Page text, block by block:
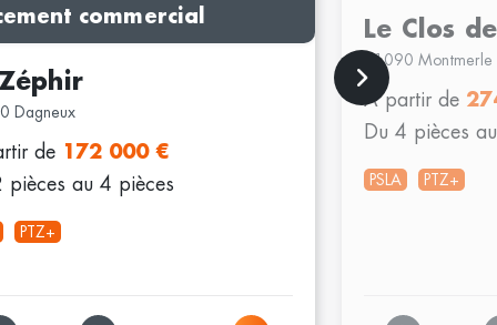
commercial
Dagneux
de 172 000 €
pièces au 4 pièces
PTZ+
Le Clos
01090 Montmerle
À partir de
Du 4 pièces
PSLA PTZ+